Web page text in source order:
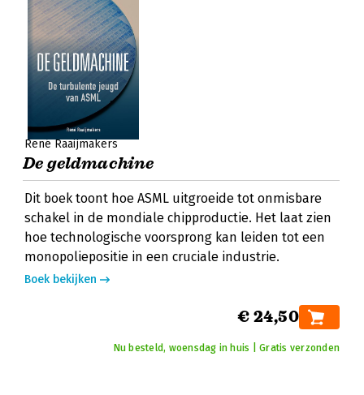
René Raaijmakers
De geldmachine
Dit boek toont hoe ASML uitgroeide tot onmisbare
schakel in de mondiale chipproductie. Het laat zien
hoe technologische voorsprong kan leiden tot een
monopoliepositie in een cruciale industrie.
Boek bekijken
€ 24,50
Nu besteld, woensdag in huis | Gratis verzonden